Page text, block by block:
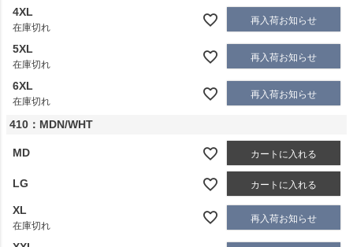
4XL
在庫切れ
再入荷お知らせ
5XL
在庫切れ
再入荷お知らせ
6XL
在庫切れ
再入荷お知らせ
410：MDN/WHT
MD カートに入れる
LG カートに入れる
XL
在庫切れ
再入荷お知らせ